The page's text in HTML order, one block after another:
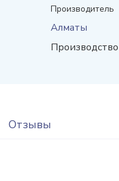
Производитель
Алматы
Отзывы